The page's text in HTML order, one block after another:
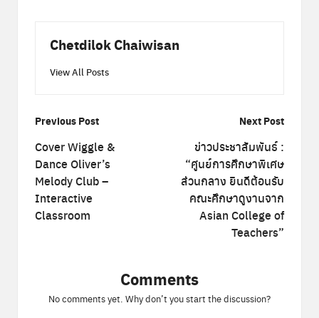
Chetdilok Chaiwisan
View All Posts
Post
navigation
Previous Post
Cover Wiggle &
Dance Oliver’s
Melody Club –
Interactive
Classroom
Next Post
ข่าวประชาสัมพันธ์ :
“ศูนย์การศึกษาพิเศษ
ส่วนกลาง ยินดีต้อนรับ
คณะศึกษาดูงานจาก
Asian College of
Teachers”
Comments
No comments yet. Why don’t you start the discussion?